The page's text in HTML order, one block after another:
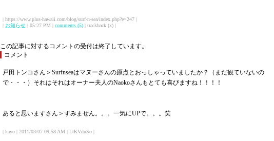
| https://www.plus-hawaii.com/blog/surf-n-sea/index.php?e=247 |
| お知らせ | 05:27 PM | comments (5) | trackback (x) |
この記事に対するコメントの受付は終了しています。
コメント
戸田トンコさん＞Surfnseaはマヌーさんの原点とおっしゃっていましたか？（まだ観ていないの
で・・・）それはそれはオーナー夫人のNaokoさんもとても喜びますね！！！！
あると思いますさん＞すみません。。。一気にUPで。。。笑
| kayo | 2011/03/07 09:58 AM | LtKVdnSo |